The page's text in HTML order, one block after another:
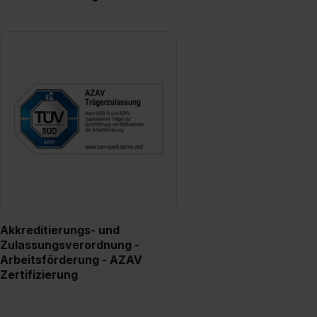
Akkreditierungs- und
Zulassungsverordnung -
Arbeitsförderung - AZAV
Zertifizierung